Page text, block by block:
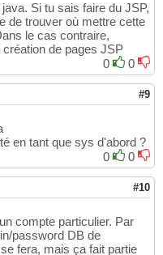
Si tu sais faire du JSP,
de trouver où mettre cette
le cas contraire,
de pages JSP
0
0
#9
en tant que sys d'abord ?
0
0
#10
compte particulier. Par
password DB de
fera, mais ça fait partie